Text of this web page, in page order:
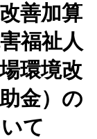
善加算
福祉人
環境改
金）の
て